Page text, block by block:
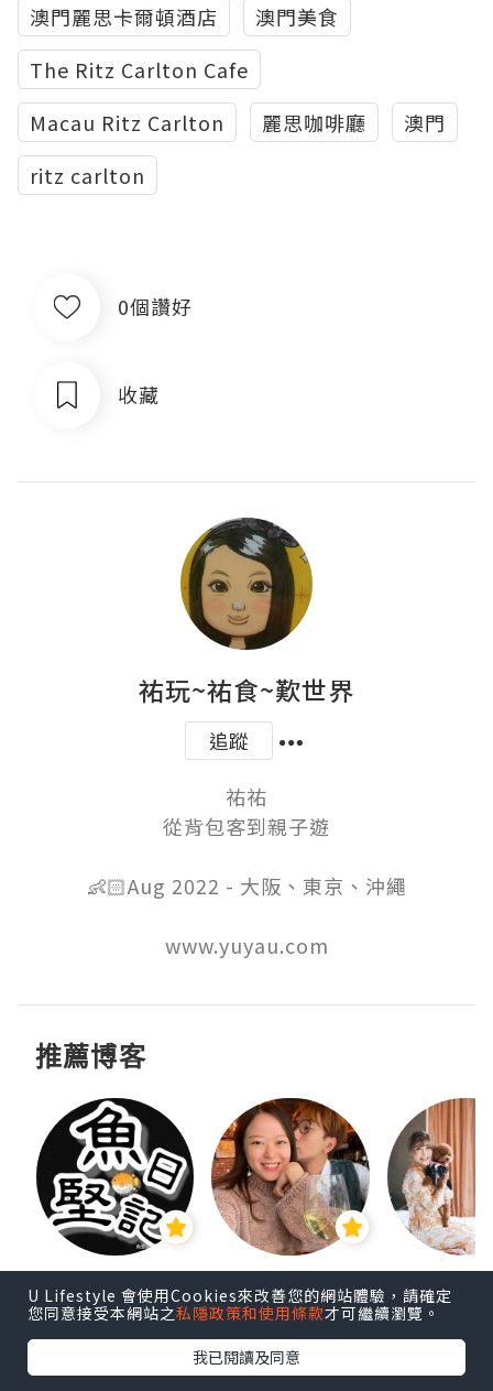
澳門麗思卡爾頓酒店
澳門美食
The Ritz Carlton Cafe
Macau Ritz Carlton
麗思咖啡廳
澳門
ritz carlton
0個讚好
收藏
祐玩~祐食~歎世界
追蹤
祐祐
從背包客到親子遊
👶🏻Aug 2022 - 大阪、東京、沖繩
推薦博客
魚堅日記
追蹤
思思賢 ChillMyBabe
追蹤
U Lifestyle 會使用Cookies來改善您的網站體驗，請確定
您同意接受本網站之私隱政策和使用條款才可繼續瀏覽。
我已閱讀及同意